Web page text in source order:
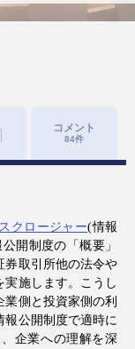
コメント
84件
クロージャー(情報
開制度の「概要」
券取引所他の法令や
施します。こうし
側と投資家側の利
公開制度で適時に
企業への理解を深